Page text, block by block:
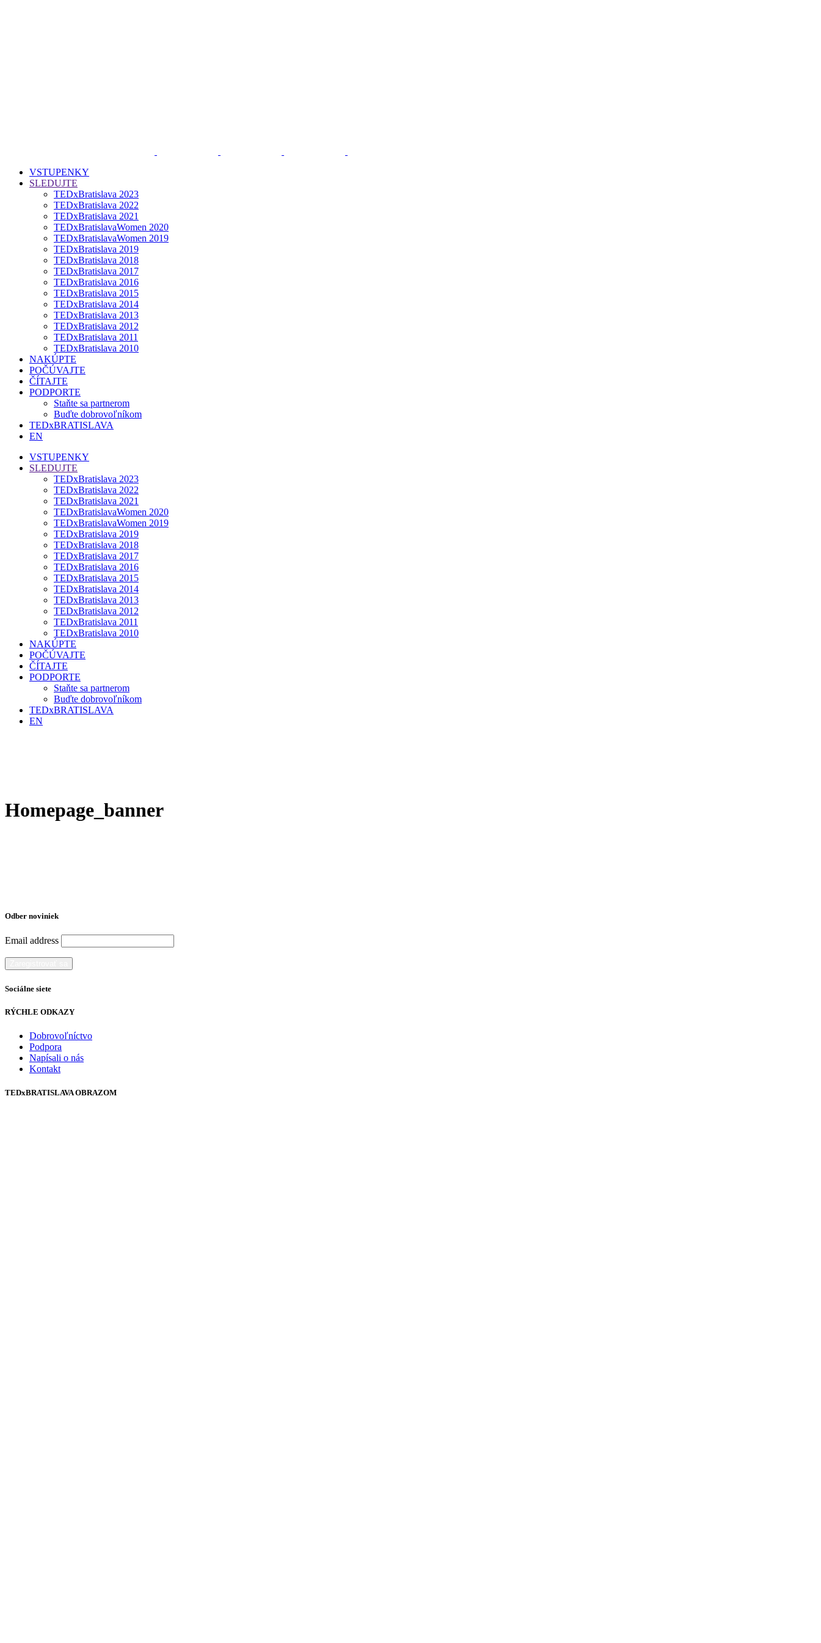
VSTUPENKY
SLEDUJTE
TEDxBratislava 2023
TEDxBratislava 2022
TEDxBratislava 2021
TEDxBratislavaWomen 2020
TEDxBratislavaWomen 2019
TEDxBratislava 2019
TEDxBratislava 2018
TEDxBratislava 2017
TEDxBratislava 2016
TEDxBratislava 2015
TEDxBratislava 2014
TEDxBratislava 2013
TEDxBratislava 2012
TEDxBratislava 2011
TEDxBratislava 2010
NAKÚPTE
POČÚVAJTE
ČÍTAJTE
PODPORTE
Staňte sa partnerom
Buďte dobrovoľníkom
TEDxBRATISLAVA
EN
VSTUPENKY
SLEDUJTE
TEDxBratislava 2023
TEDxBratislava 2022
TEDxBratislava 2021
TEDxBratislavaWomen 2020
TEDxBratislavaWomen 2019
TEDxBratislava 2019
TEDxBratislava 2018
TEDxBratislava 2017
TEDxBratislava 2016
TEDxBratislava 2015
TEDxBratislava 2014
TEDxBratislava 2013
TEDxBratislava 2012
TEDxBratislava 2011
TEDxBratislava 2010
NAKÚPTE
POČÚVAJTE
ČÍTAJTE
PODPORTE
Staňte sa partnerom
Buďte dobrovoľníkom
TEDxBRATISLAVA
EN
Homepage_banner
Odber noviniek
Email address
Sociálne siete
RÝCHLE ODKAZY
Dobrovoľníctvo
Podpora
Napísali o nás
Kontakt
TEDxBRATISLAVA OBRAZOM